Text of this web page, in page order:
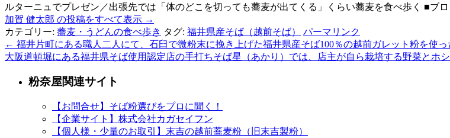
ルターニュでプレゼン／出張先では「体のどこを切っても蕎麦が出てくる」くらい蕎麦を食べ歩く ■ブロ
加賀 健太郎 の投稿をすべて表示 →
カテゴリー: 蕎麦・うどんの食べ歩き タグ: 福井県産そば（越前そば）
パーマリンク
← 福井片町にある職人二人にて、石臼で微粉末に挽き上げた福井県産そば100％の越前ガレット粉を使っ
大阪道頓堀にある福井県そば使用認定店の手打ちそば星（あかり）では、店主が自ら栽培する野菜とホ
粉奈屋関連サイト
【お問合せ】そば粉選びをプロに聞く！
【企業サイト】株式会社カガセイフン
【個人様・少量のお取引】末吉の越前蕎麦粉（旧末吉製粉）